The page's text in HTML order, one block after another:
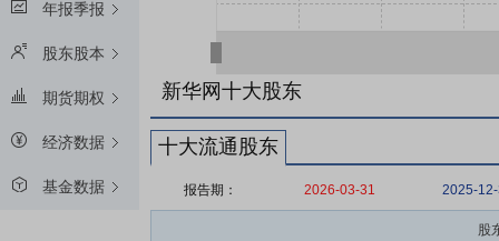
年报季报
股东股本
期货期权
经济数据
基金数据
新华网十大股东
十大流通股东
报告期： 2026-03-31 2025-
股